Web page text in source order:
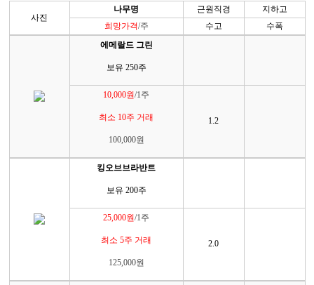
사진
나무명 근원직경
지하고
희망가격/주 수고
수폭
에메랄드 그린
보유 250주
10,000원/1주
최소 10주 거래
100,000원
1.2
킹오브브라반트
보유 200주
25,000원/1주
최소 5주 거래
125,000원
2.0